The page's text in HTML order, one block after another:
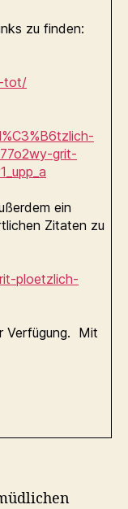
zu finden:
tot/
grit-
ein
Zitaten zu
ploetzlich-
Verfügung. Mit